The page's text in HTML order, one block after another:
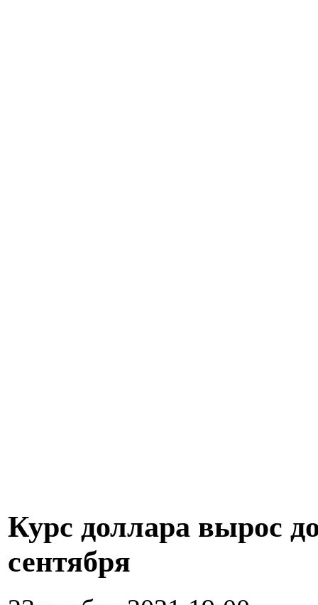
Курс доллара вырос
сентября